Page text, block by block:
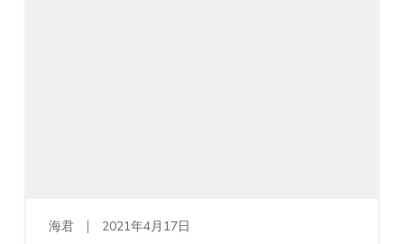
海君 2021年4月17日